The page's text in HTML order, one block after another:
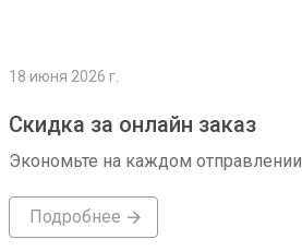
18 июня 2026 г.
Скидка за онлайн заказ
Экономьте на каждом отправлении
Подробнее